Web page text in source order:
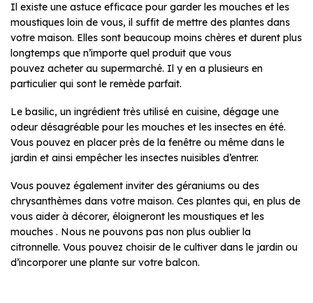
Il existe une astuce efficace pour garder les mouches et les
moustiques loin de vous, il suffit de mettre des plantes dans
votre maison. Elles sont beaucoup moins chères et durent plus
longtemps que n’importe quel produit que vous
pouvez acheter au supermarché. Il y en a plusieurs en
particulier qui sont le remède parfait.
Le basilic, un ingrédient très utilisé en cuisine, dégage une
odeur désagréable pour les mouches et les insectes en été.
Vous pouvez en placer près de la fenêtre ou même dans le
jardin et ainsi empêcher les insectes nuisibles d’entrer.
Vous pouvez également inviter des géraniums ou des
chrysanthèmes dans votre maison. Ces plantes qui, en plus de
vous aider à décorer, éloigneront les moustiques et les
mouches . Nous ne pouvons pas non plus oublier la
citronnelle. Vous pouvez choisir de le cultiver dans le jardin ou
d’incorporer une plante sur votre balcon.